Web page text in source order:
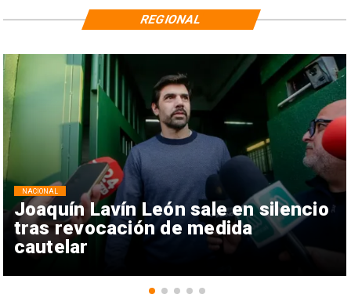
Joaquín Lavín León sale en silencio
tras revocación de medida
cautelar
NACIONAL
REGIONAL